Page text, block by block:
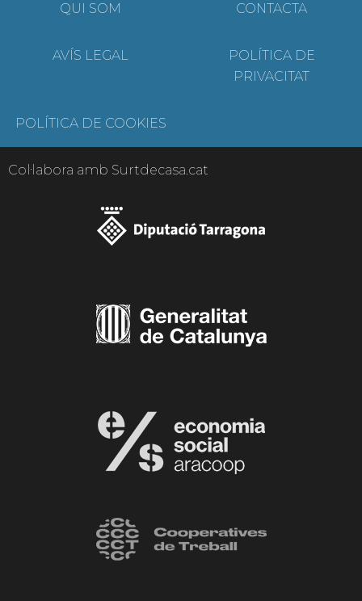
QUI SOM CONTACTA
AVÍS LEGAL
POLÍTICA DE
PRIVACITAT
POLÍTICA DE COOKIES
Col·labora amb Surtdecasa.cat